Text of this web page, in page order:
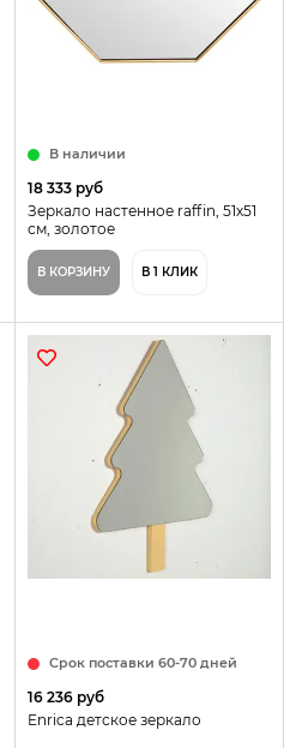
В наличии
18 333 руб
Зеркало настенное raffin, 51х51
см, золотое
В КОРЗИНУ В 1 КЛИК
Срок поставки 60-70 дней
16 236 руб
Enrica детское зеркало